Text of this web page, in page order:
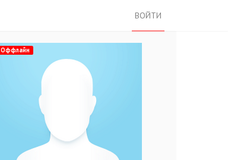
ВОЙТИ
Оффлайн